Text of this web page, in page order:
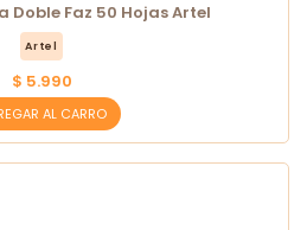
Faz 50 Hojas Artel
Artel
$ 5.990
AL CARRO